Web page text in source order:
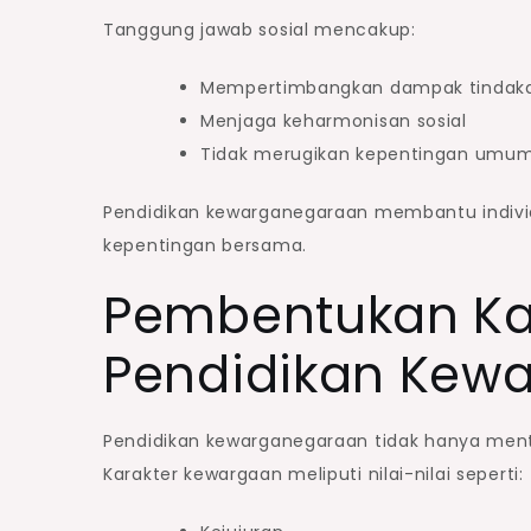
Tanggung jawab sosial mencakup:
Mempertimbangkan dampak
Menjaga keharmonisan sosial
Tidak merugikan kepentingan
Pendidikan kewarganegaraan membantu
kepentingan bersama.
Pembentukan
Pendidikan
Pendidikan kewarganegaraan tidak hanya
Karakter kewargaan meliputi nilai-nilai seperti: